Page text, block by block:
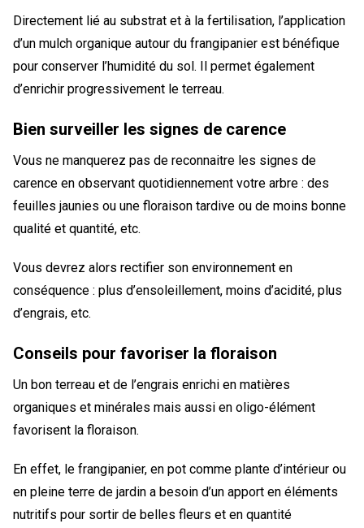
Directement lié au substrat et à la fertilisation, l’application
d’un mulch organique autour du frangipanier est bénéfique
pour conserver l’humidité du sol. Il permet également
d’enrichir progressivement le terreau.
Bien surveiller les signes de carence
Vous ne manquerez pas de reconnaitre les signes de
carence en observant quotidiennement votre arbre : des
feuilles jaunies ou une floraison tardive ou de moins bonne
qualité et quantité, etc.
Vous devrez alors rectifier son environnement en
conséquence : plus d’ensoleillement, moins d’acidité, plus
d’engrais, etc.
Conseils pour favoriser la floraison
Un bon terreau et de l’engrais enrichi en matières
organiques et minérales mais aussi en oligo-élément
favorisent la floraison.
En effet, le frangipanier, en pot comme plante d’intérieur ou
en pleine terre de jardin a besoin d’un apport en éléments
nutritifs pour sortir de belles fleurs et en quantité